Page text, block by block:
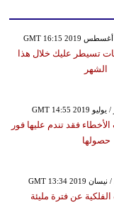
تسيطر عليك خلال هذا
الشهر
فقد تندم عليها فور
حصولها
عن فترة مليئة